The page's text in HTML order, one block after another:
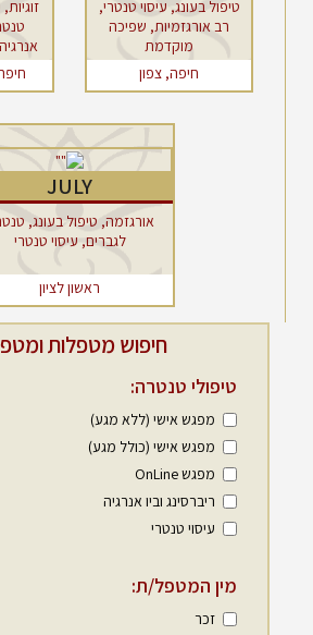
טיפול בעונג, עיסוי טנטרי,
רב אורגזמיות, שפיכה
מוקדמת
חיפה, צפון
JULY
אורגזמה, טיפול בעונג,
לגברים, עיסוי טנטרי
ראשון לציון
חיפוש מטפלות
טיפולי טנטרה:
מפגש אישי (ללא מגע)
מפגש אישי (כולל מגע)
מפגש OnLine
ריברסינג וביו אנרגיה
עיסוי טנטרי
מין המטפל/ת:
זכר